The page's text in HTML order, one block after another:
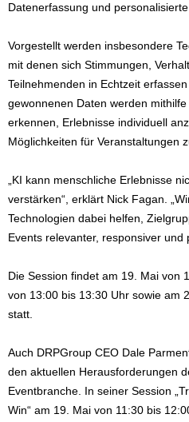
Datenerfassung und
Vorgestellt werden insbesondere
mit denen sich Stimmungen,
Teilnehmenden in Echtzeit
gewonnenen Daten werden
erkennen, Erlebnisse individuell
Möglichkeiten für Veranstaltungen
„KI kann menschliche Erlebnisse
verstärken“, erklärt Nick Fagan.
Technologien dabei helfen,
Events relevanter, responsiver und
Die Session findet am 19. Mai von
von 13:00 bis 13:30 Uhr sowie am
statt.
Auch DRPGroup CEO Dale
den aktuellen Herausforderungen
Eventbranche. In seiner Session
Win“ am 19. Mai von 11:30 bis